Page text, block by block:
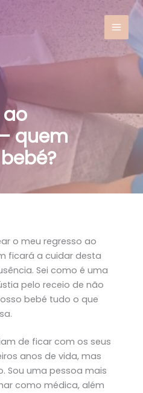
ao
quem
o meu regresso ao
ficará a cuidar desta
Sei como é uma
pelo receio de não
bebé tudo o que
de ficar com os seus
anos de vida, mas
Sou uma pessoa mais
como médica, além